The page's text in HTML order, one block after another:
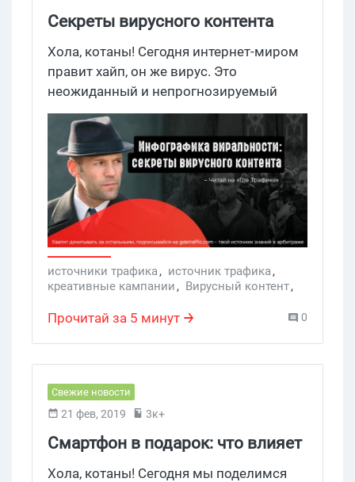
Секреты вирусного контента
Хола, котаны! Сегодня интернет-миром
правит хайп, он же вирус. Это
неожиданный и непрогнозируемый
рост интереса публики к какому-либо
явлению с активным обсуждением в
соцсетях. На первый взгляд кажется,
что создать и запустить вирусный
контент сложнее, чем сорвать джек-пот.
Давайте разбираться так ли это на
самом деле.
источники трафика, источник трафика,
креативные кампании, Вирусный контент,
Реклама через вирусный контент
Юмор в контент-маркетинге,Услуги
Прочитай за 5 минут 0
Свежие новости
21 фев, 2019 3к+
Смартфон в подарок: что влияет
на выбор при покупке
Хола, котаны! Сегодня мы поделимся